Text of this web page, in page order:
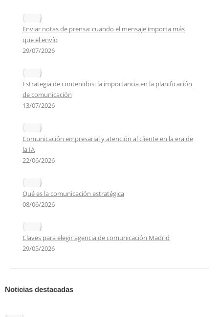
Enviar notas de prensa: cuando el mensaje importa más
que el envío
29/07/2026
Estrategia de contenidos: la importancia en la planificación
de comunicación
13/07/2026
Comunicación empresarial y atención al cliente en la era de
la IA
22/06/2026
Qué es la comunicación estratégica
08/06/2026
Claves para elegir agencia de comunicación Madrid
29/05/2026
Noticias destacadas